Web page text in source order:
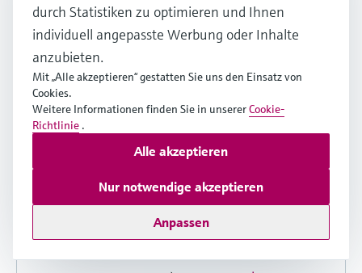
Einbauanleitung (EA)
Replacing I/O-board and subprints for
harsh environment (HE) Installation
Instructions
Englische Version - 11/2018
Promag 50, 53, 55, Promass 80, 83, 84,
Andere Sprachen und Versionen
auswählen und Details anzeigen
durch Statistiken zu optimieren und Ihnen
individuell angepasste Werbung oder Inhalte
anzubieten.
Mit „Alle akzeptieren“ gestatten Sie uns den Einsatz von
Cookies.
Weitere Informationen finden Sie in unsererCookie-
Richtlinie .
Anpassen
Nur notwendige akzeptieren
Alle akzeptieren